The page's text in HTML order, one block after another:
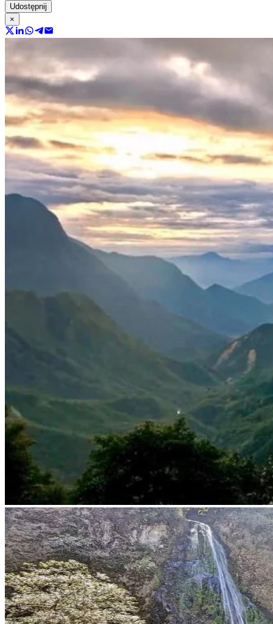
Udostępnij
×